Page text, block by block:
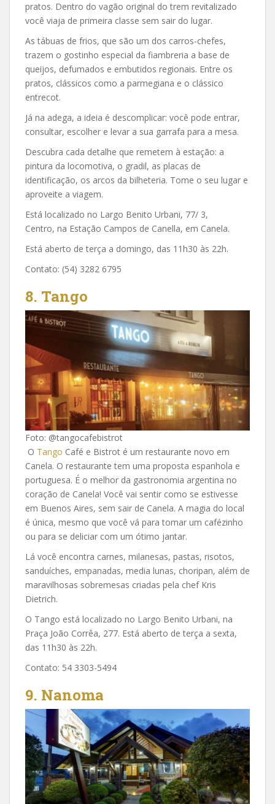
pratos. Dentro do vagão original do trem revitalizado
você viaja de primeira classe sem sair do lugar.
As tábuas de frios, que são um dos carros-chefes,
trazem o gostinho especial da fiambreria a base de
queijos, defumados e embutidos regionais. Entre os
pratos, clássicos como a parmegiana e o clássico
entrecot.
Já na adega, a ideia é descomplicar: você pode entrar,
consultar, escolher e levar a sua garrafa para a mesa.
Descubra cada detalhe que remetem à estação: a
pintura da locomotiva, o gradil, as placas de
identificação, os arcos da bilheteria. Tome o seu lugar e
aproveite a viagem.
Está localizado no Largo Benito Urbani, 77/ 3,
Centro, na Estação Campos de Canella, em Canela.
Está aberto de terça a domingo, das 11h30 às 22h.
Contato: (54) 3282 6795
8. Tango
Foto: @tangocafebistrot
O Tango Café e Bistrot é um restaurante novo em
Canela. O restaurante tem uma proposta espanhola e
portuguesa. É o melhor da gastronomia argentina no
coração de Canela! Você vai sentir como se estivesse
em Buenos Aires, sem sair de Canela. A magia do local
é única, mesmo que você vá para tomar um cafézinho
ou para se deliciar com um ótimo jantar.
Lá você encontra carnes, milanesas, pastas, risotos,
sanduíches, empanadas, media lunas, choripan, além de
maravilhosas sobremesas criadas pela chef Kris
Dietrich.
O Tango está localizado no Largo Benito Urbani, na
Praça João Corrêa, 277. Está aberto de terça a sexta,
das 11h30 às 22h.
Contato: 54 3303-5494
9. Nanoma